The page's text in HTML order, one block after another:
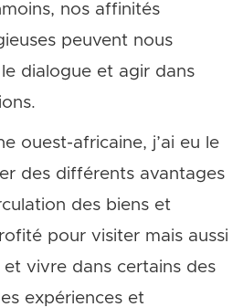
nos affinités
peuvent nous
dialogue et agir dans
ouest-africaine, j’ai eu le
des différents avantages
des biens et
pour visiter mais aussi
vivre dans certains des
expériences et